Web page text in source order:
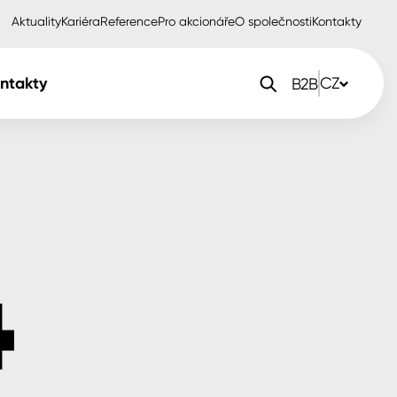
AktualityKariéraReferencePro akcionářeO společnostiKontakty
B2BCZ